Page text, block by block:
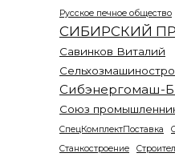
Русское печное общество
СИБИРСКИЙ
Савинков Виталий
Сибэнергомаш-
Союз
СпецКомплектПоставка
Станкостроение